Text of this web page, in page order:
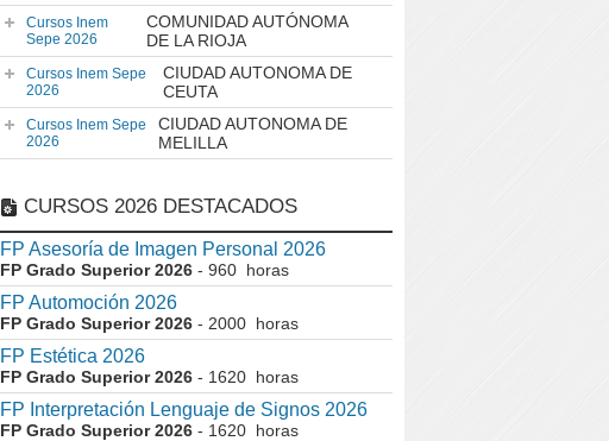
Cursos Inem
Sepe 2026
COMUNIDAD AUTÓNOMA
DE LA RIOJA
Cursos Inem Sepe
2026
CIUDAD AUTONOMA DE
CEUTA
Cursos Inem Sepe
2026
CIUDAD AUTONOMA DE
MELILLA
CURSOS 2026 DESTACADOS
FP Asesoría de Imagen Personal 2026
FP Grado Superior 2026 - 960 horas
FP Automoción 2026
FP Grado Superior 2026 - 2000 horas
FP Estética 2026
FP Grado Superior 2026 - 1620 horas
FP Interpretación Lenguaje de Signos 2026
FP Grado Superior 2026 - 1620 horas